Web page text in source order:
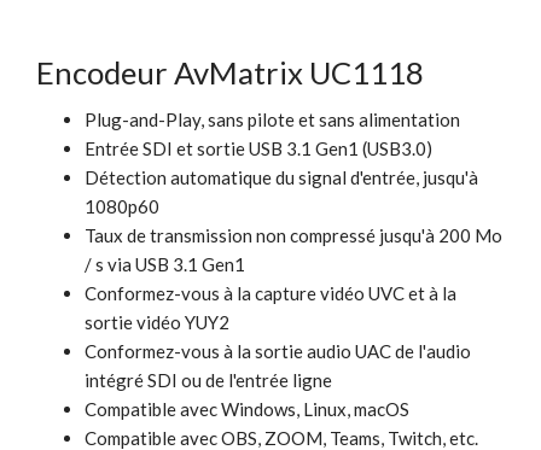
Encodeur AvMatrix UC1118
Plug-and-Play, sans pilote et sans alimentation
Entrée SDI et sortie USB 3.1 Gen1 (USB3.0)
Détection automatique du signal d'entrée, jusqu'à
1080p60
Taux de transmission non compressé jusqu'à 200 Mo
/ s via USB 3.1 Gen1
Conformez-vous à la capture vidéo UVC et à la
sortie vidéo YUY2
Conformez-vous à la sortie audio UAC de l'audio
intégré SDI ou de l'entrée ligne
Compatible avec Windows, Linux, macOS
Compatible avec OBS, ZOOM, Teams, Twitch, etc.